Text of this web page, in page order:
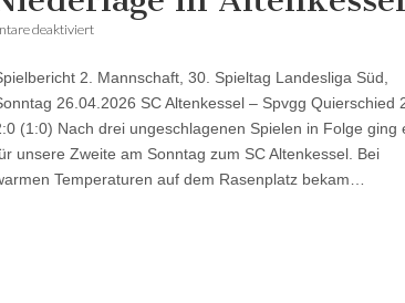
deaktiviertfür
Niederlage
in
2. Mannschaft, 30. Spieltag Landesliga Süd,
26.04.2026 SC Altenkessel – Spvgg Quierschied
(1:0) Nach drei ungeschlagenen Spielen in Folge ging
unsere Zweite am Sonntag zum SC Altenkessel. Bei
Temperaturen auf dem Rasenplatz bekam…